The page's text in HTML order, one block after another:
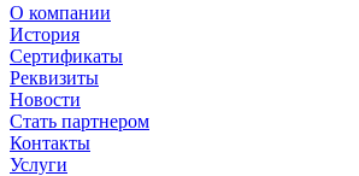
О компании
История
Сертификаты
Реквизиты
Новости
Стать партнером
Контакты
Услуги